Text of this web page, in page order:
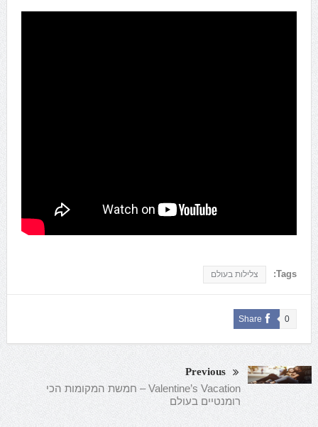
Tags: צלילות בעולם
Share 0
Previous
Valentine’s Vacation – חמשת המקומות הכי
רומנטיים בעולם